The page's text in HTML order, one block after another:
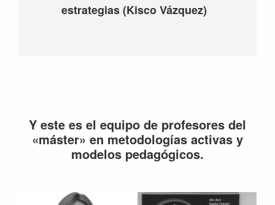
estrategias (Kisco Vázquez)
Y este es el equipo de profesores del
«máster» en metodologías activas y
modelos pedagógicos.